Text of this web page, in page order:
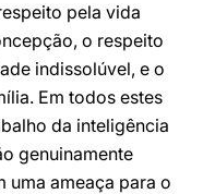
pela vida
o respeito
indissolúvel, e o
Em todos estes
da inteligência
genuinamente
uma ameaça para o